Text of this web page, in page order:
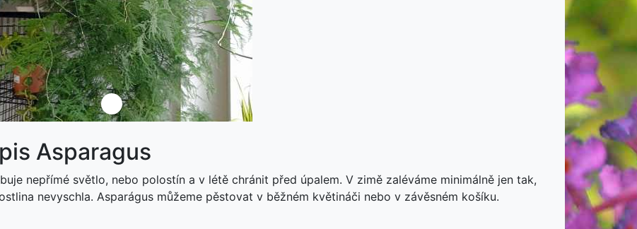
Další
Asparagus
nepřímé světlo, nebo polostín a v létě chránit před úpalem. V zimě zaléváme minimálně jen tak,
nevyschla. Asparágus můžeme pěstovat v běžném květináči nebo v závěsném košíku.